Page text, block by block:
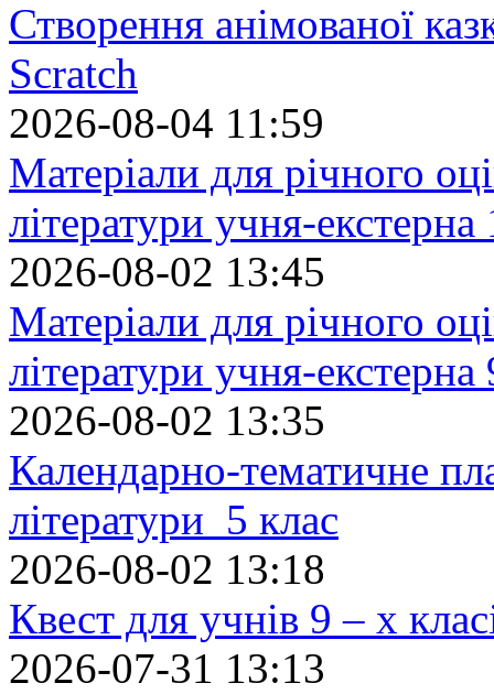
Створення анімованої
Scratch
2026-08-04 11:59
Матеріали для річного
літератури учня-екстерна
2026-08-02 13:45
Матеріали для річного
літератури учня-екстерна
2026-08-02 13:35
Календарно-тематичне
літератури 5 клас
2026-08-02 13:18
Квест для учнів 9 – х
2026-07-31 13:13